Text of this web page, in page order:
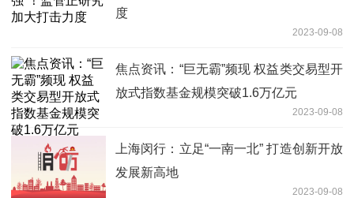
度
2023-09-08
焦点资讯：“巨无霸”频现 权益类交易型开
放式指数基金规模突破1.6万亿元
2023-09-08
上海闵行：立足“一南一北” 打造创新开放
发展新高地
2023-09-08